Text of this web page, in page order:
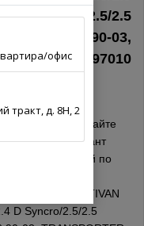
Syncro/2.5/2.5
2.8 VR 6 90-03,
000050097010
из дома на сайте
вариант
с доставкой по
ли
MULTIVAN
D Syncro/2.5/2.5
офис
тракт, д. 8Н, 2